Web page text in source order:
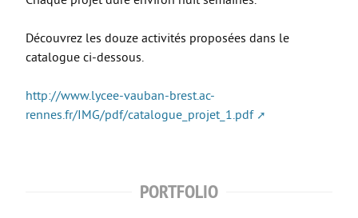
CAP PSR
CAP SM
ULIS
FORMATIONS GÉNÉRALES
Découvrez les douze activités proposées dans le
catalogue ci-dessous.
http://www.lycee-vauban-brest.ac-
rennes.fr/IMG/pdf/catalogue_projet_1.pdf
PORTFOLIO